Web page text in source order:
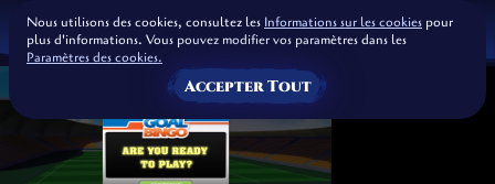
Nous utilisons des cookies, consultez les Informations sur les cookies pour
plus d'informations. Vous pouvez modifier vos paramètres dans les
Paramètres des cookies.
Accepter Tout